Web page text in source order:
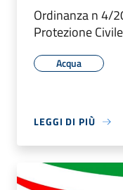
Ordinanza n 4/
Protezione Civile
Acqua
LEGGI DI PIÙ